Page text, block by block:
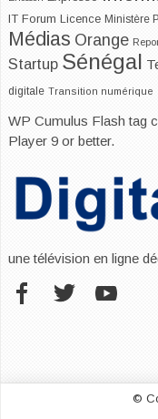
IT Forum Licence Ministère
Médias Orange
Startup Sénégal
digitale Transition numérique
WP Cumulus Flash tag
Player 9 or better.
une télévision en ligne
©